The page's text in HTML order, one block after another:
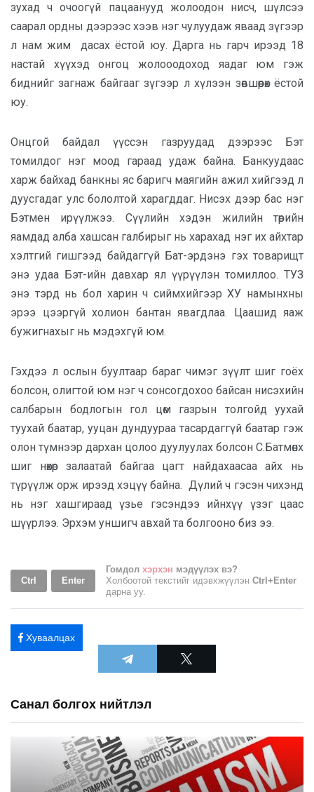
зухад ч очоогүй пацаанууд жолоодон нисч, шүлсээ
саарал ордны дээрээс хээв нэг чулуудаж яваад зүгээр
л нам жим дасах ёстой юу. Дарга нь гарч ирээд 18
настай хүүхэд онгоц жолооодоход яадаг юм гэж
биднийг загнаж байгааг зүгээр л хүлээн зөвшөөрөх ёстой
юу.
Онцгой байдал үүссэн газруудад дээрээс Бэт
томилдог нэг моод гараад удаж байна. Банкуудаас
харж байхад банкны яс баригч маягийн ажил хийгээд л
дуусгадаг улс бололтой харагддаг. Нисэх дээр бас нэг
Бэтмен ирүүлжээ. Сүүлийн хэдэн жилийн төрийн
яамдад алба хашсан галбирыг нь харахад нэг их айхтар
хэлтгий гишгээд байдаггүй Бат-эрдэнэ гэх товарищт
энэ удаа Бэт-ийн давхар ял үүрүүлэн томиллоо. ТУЗ
энэ тэрд нь бол харин ч сиймхийгээр ХУ намынхны
эрээ цээргүй холион бантан явагдлаа. Цаашид яаж
бужигнахыг нь мэдэхгүй юм.
Гэхдээ л ослын буултаар бараг чимэг зүүлт шиг гоёх
болсон, олигтой юм нэг ч сонсогдохоо байсан нисэхийн
салбарын бодлогын гол цөм газрын толгойд уухай
туухай баатар, ууцан дундуураа тасардаггүй баатар гэж
олон түмнээр дархан цолоо дуулуулах болсон С.Батмөнх
шиг нөхөр залаатай байгаа цагт найдахаасаа айх нь
түрүүлж орж ирээд хэцүү байна. Дүлий ч гэсэн чихэнд
нь нэг хашгираад үзье гэсэндээ ийнхүү үзэг цаас
шүүрлээ. Эрхэм уншигч авхай та болгооно биз ээ.
Ctrl Enter
Гомдол хэрхэн мэдүүлэх вэ?
Холбоотой текстийг идэвхжүүлэн Ctrl+Enter
дарна уу.
Хуваалцах
Санал болгох нийтлэл